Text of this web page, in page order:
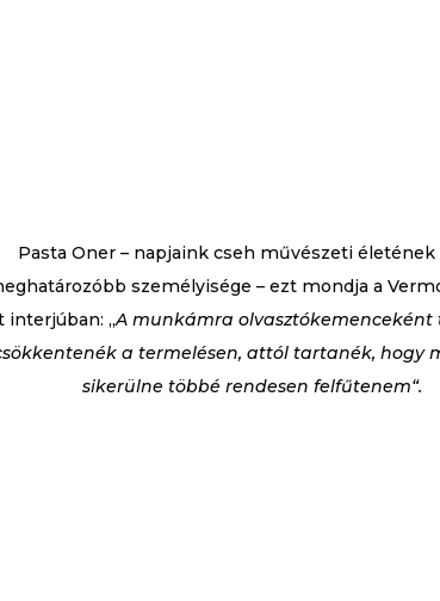
Pasta Oner – napjaink cseh művészeti életének
személyisége – ezt mondja a
interjúban: „A munkámra olvasztókemenceként
a termelésen, attól tartanék, hogy
sikerülne többé rendesen felfűtenem“.